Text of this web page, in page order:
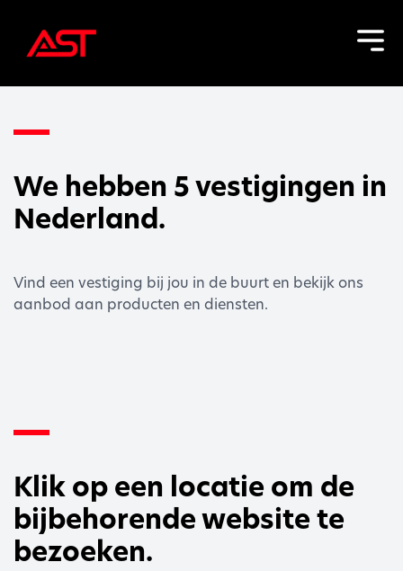
We hebben 5 vestigingen in
Nederland.
Vind een vestiging bij jou in de buurt en bekijk ons
aanbod aan producten en diensten.
Klik op een locatie om de
bijbehorende website te
bezoeken.